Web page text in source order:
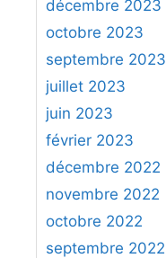
décembre 2023
octobre 2023
septembre 2023
juillet 2023
juin 2023
février 2023
décembre 2022
novembre 2022
octobre 2022
septembre 2022